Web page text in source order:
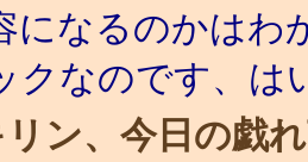
なるのかはわ
クなのです、は
ン、今日の戯